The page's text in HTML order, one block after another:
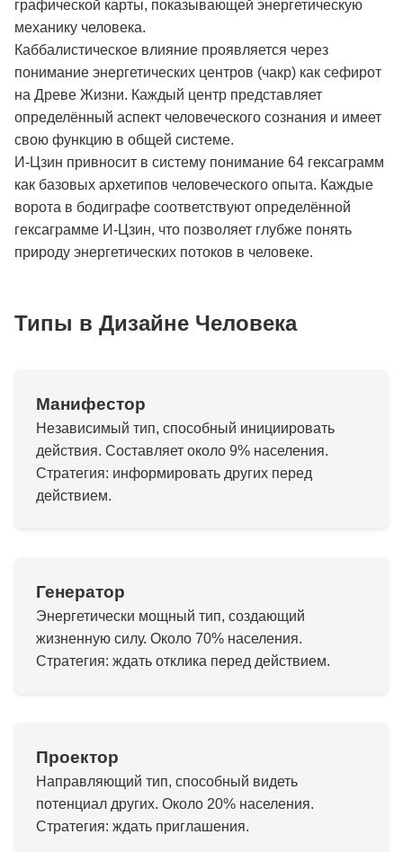
графической карты, показывающей энергетическую
механику человека.
Каббалистическое влияние проявляется через
понимание энергетических центров (чакр) как сефирот
на Древе Жизни. Каждый центр представляет
определённый аспект человеческого сознания и имеет
свою функцию в общей системе.
И-Цзин привносит в систему понимание 64 гексаграмм
как базовых архетипов человеческого опыта. Каждые
ворота в бодиграфе соответствуют определённой
гексаграмме И-Цзин, что позволяет глубже понять
природу энергетических потоков в человеке.
Типы в Дизайне Человека
Манифестор
Независимый тип, способный инициировать
действия. Составляет около 9% населения.
Стратегия: информировать других перед
действием.
Генератор
Энергетически мощный тип, создающий
жизненную силу. Около 70% населения.
Стратегия: ждать отклика перед действием.
Проектор
Направляющий тип, способный видеть
потенциал других. Около 20% населения.
Стратегия: ждать приглашения.